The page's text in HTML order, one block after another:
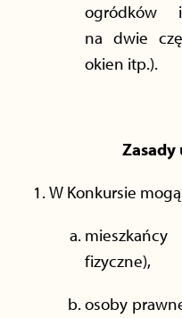
ogródków
na dwie
okien itp.).
Zasady
W Konkursie
fizyczne),
osoby